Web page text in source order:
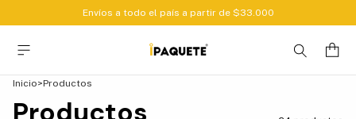
Envíos a todo el país a partir de $33.000
Inicio>Productos